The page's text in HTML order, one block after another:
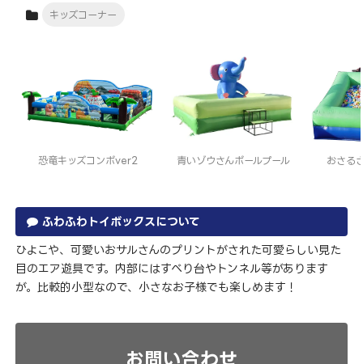
キッズコーナー
恐竜キッズコンボver2 青いゾウさんボールプール おさる
ふわふわトイボックスについて
ひよこや、可愛いおサルさんのプリントがされた可愛らしい見た
目のエア遊具です。内部にはすべり台やトンネル等があります
が。比較的小型なので、小さなお子様でも楽しめます！
お問い合わせ